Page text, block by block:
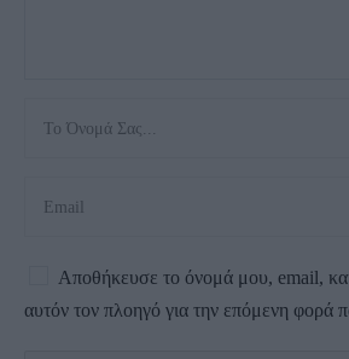
Αποθήκευσε το όνομά μου, email,
αυτόν τον πλοηγό για την επόμενη φορά